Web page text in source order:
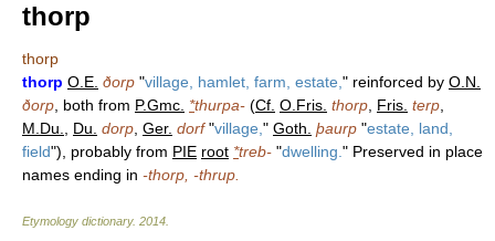
thorp
thorp
thorp O.E. ðorp "village, hamlet, farm, estate, " reinforced by O.N.
ðorp , both from P.Gmc. *thurpa- (Cf. O.Fris. thorp Fris. terp
M.Du.
Du. dorp Ger. dorf"village, " Goth. þaurp "estate, land,
field"), probably from PIE root *treb- "dwelling. " Preserved in place
names ending in -thorp, -thrup.
Etymology dictionary. 2014